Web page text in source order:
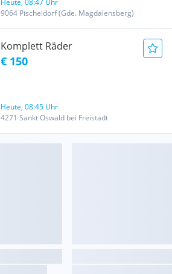
Heute, 08:47 Uhr
9064 Pischeldorf (Gde. Magdalensberg)
Komplett Räder
€ 150
Heute, 08:45 Uhr
4271 Sankt Oswald bei Freistadt